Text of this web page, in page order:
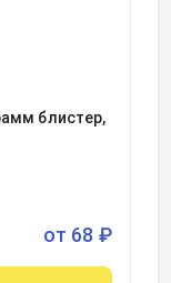
блистер,
от 68 ₽